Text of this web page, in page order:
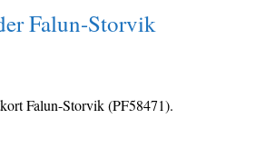
Falun-Storvik
Falun-Storvik (PF58471).